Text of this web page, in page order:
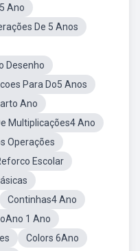
Ano
De 5 Anos
Desenho
Para Do5 Anos
Ano
Multiplicações4 Ano
Operações
Escolar
Continhas4 Ano
1 Ano
Colors 6Ano